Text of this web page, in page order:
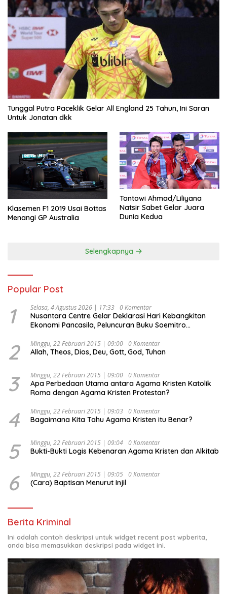
Tunggal Putra Paceklik Gelar All England 25 Tahun, Ini Saran
Untuk Jonatan dkk
Klasemen F1 2019 Usai Bottas
Menangi GP Australia
Tontowi Ahmad/Liliyana
Natsir Sabet Gelar Juara
Dunia Kedua
Selengkapnya
Popular Post
1 Selasa, 4 Agustus 2026 | 17:33 0 Komentar
Nusantara Centre Gelar Deklarasi Hari Kebangkitan
Ekonomi Pancasila, Peluncuran Buku Soemitro
Ekonomi Politik Indonesia) & Simposium Nasional
“Urgensi Undang-Undang Perekonomian Nasional dan
Indonesia Emas 2045”,
2 Minggu, 22 Februari 2015 | 09:00 0 Komentar
Allah, Theos, Dios, Deu, Gott, God, Tuhan
3 Minggu, 22 Februari 2015 | 09:00 0 Komentar
Apa Perbedaan Utama antara Agama Kristen Katolik
Roma dengan Agama Kristen Protestan?
4 Minggu, 22 Februari 2015 | 09:03 0 Komentar
Bagaimana Kita Tahu Agama Kristen itu Benar?
5 Minggu, 22 Februari 2015 | 09:04 0 Komentar
Bukti-Bukti Logis Kebenaran Agama Kristen dan Alkitab
6 Minggu, 22 Februari 2015 | 09:05 0 Komentar
(Cara) Baptisan Menurut Injil
Berita Kriminal
Ini adalah contoh deskripsi untuk widget recent post wpberita,
anda bisa memasukkan deskripsi pada widget ini.